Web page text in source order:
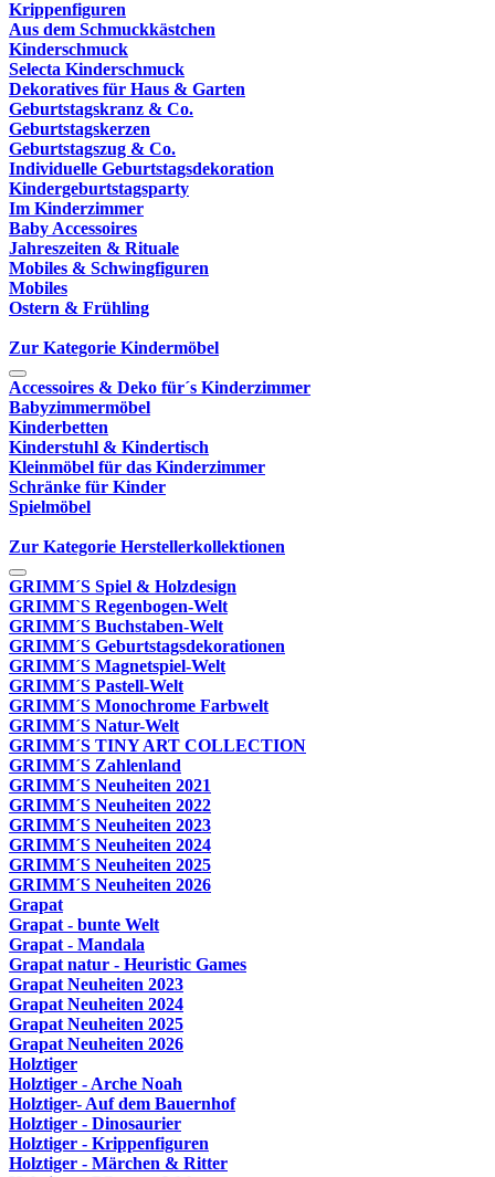
Krippenfiguren
Aus dem Schmuckkästchen
Kinderschmuck
Selecta Kinderschmuck
Dekoratives für Haus & Garten
Geburtstagskranz & Co.
Geburtstagskerzen
Geburtstagszug & Co.
Individuelle Geburtstagsdekoration
Kindergeburtstagsparty
Im Kinderzimmer
Baby Accessoires
Jahreszeiten & Rituale
Mobiles & Schwingfiguren
Mobiles
Ostern & Frühling
Zur Kategorie Kindermöbel
Accessoires & Deko für´s Kinderzimmer
Babyzimmermöbel
Kinderbetten
Kinderstuhl & Kindertisch
Kleinmöbel für das Kinderzimmer
Schränke für Kinder
Spielmöbel
Zur Kategorie Herstellerkollektionen
GRIMM´S Spiel & Holzdesign
GRIMM`S Regenbogen-Welt
GRIMM´S Buchstaben-Welt
GRIMM´S Geburtstagsdekorationen
GRIMM´S Magnetspiel-Welt
GRIMM´S Pastell-Welt
GRIMM´S Monochrome Farbwelt
GRIMM´S Natur-Welt
GRIMM´S TINY ART COLLECTION
GRIMM´S Zahlenland
GRIMM´S Neuheiten 2021
GRIMM´S Neuheiten 2022
GRIMM´S Neuheiten 2023
GRIMM´S Neuheiten 2024
GRIMM´S Neuheiten 2025
GRIMM´S Neuheiten 2026
Grapat
Grapat - bunte Welt
Grapat - Mandala
Grapat natur - Heuristic Games
Grapat Neuheiten 2023
Grapat Neuheiten 2024
Grapat Neuheiten 2025
Grapat Neuheiten 2026
Holztiger
Holztiger - Arche Noah
Holztiger- Auf dem Bauernhof
Holztiger - Dinosaurier
Holztiger - Krippenfiguren
Holztiger - Märchen & Ritter